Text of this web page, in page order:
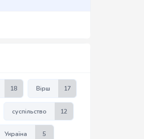
18 Вірш 17
суспільство 12
Україна 5